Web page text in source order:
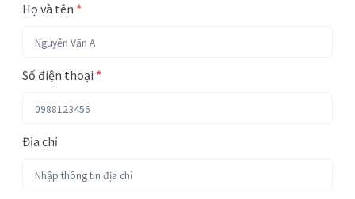
Họ và tên *
Số điện thoại *
Địa chỉ